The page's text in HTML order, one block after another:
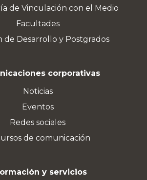
de Vinculación con el Medio
Facultades
de Desarrollo y Postgrados
corporativas
Noticias
Eventos
Redes sociales
de comunicación
y servicios